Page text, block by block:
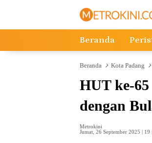
Beranda
Beranda Kota Padang
HUT ke-
dengan
Metrokini
Jumat, 26 September 2025 | 19